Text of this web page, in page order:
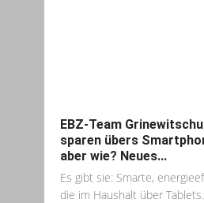
EBZ-Team
sparen übers
aber wie? Neues...
Es gibt sie: Smarte,
die im Haushalt über